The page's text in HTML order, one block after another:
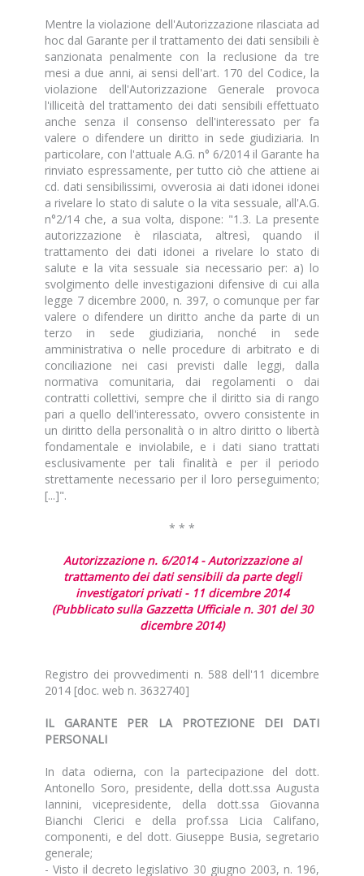
Mentre la violazione dell'Autorizzazione rilasciata ad
hoc dal Garante per il trattamento dei dati sensibili è
sanzionata penalmente con la reclusione da tre
mesi a due anni, ai sensi dell'art. 170 del Codice, la
violazione dell'Autorizzazione Generale provoca
l'illiceità del trattamento dei dati sensibili effettuato
anche senza il consenso dell'interessato per fa
valere o difendere un diritto in sede giudiziaria. In
particolare, con l'attuale A.G. n° 6/2014 il Garante ha
rinviato espressamente, per tutto ciò che attiene ai
cd. dati sensibilissimi, ovverosia ai dati idonei idonei
a rivelare lo stato di salute o la vita sessuale, all'A.G.
n°2/14 che, a sua volta, dispone: "1.3. La presente
autorizzazione è rilasciata, altresì, quando il
trattamento dei dati idonei a rivelare lo stato di
salute e la vita sessuale sia necessario per: a) lo
svolgimento delle investigazioni difensive di cui alla
legge 7 dicembre 2000, n. 397, o comunque per far
valere o difendere un diritto anche da parte di un
terzo in sede giudiziaria, nonché in sede
amministrativa o nelle procedure di arbitrato e di
conciliazione nei casi previsti dalle leggi, dalla
normativa comunitaria, dai regolamenti o dai
contratti collettivi, sempre che il diritto sia di rango
pari a quello dell'interessato, ovvero consistente in
un diritto della personalità o in altro diritto o libertà
fondamentale e inviolabile, e i dati siano trattati
esclusivamente per tali finalità e per il periodo
strettamente necessario per il loro perseguimento;
[...]".
* * *
Autorizzazione n. 6/2014 - Autorizzazione al
trattamento dei dati sensibili da parte degli
investigatori privati - 11 dicembre 2014
(Pubblicato sulla Gazzetta Ufficiale n. 301 del 30
dicembre 2014)
Registro dei provvedimenti n. 588 dell'11 dicembre
2014 [doc. web n. 3632740]
IL GARANTE PER LA PROTEZIONE DEI DATI
PERSONALI
In data odierna, con la partecipazione del dott.
Antonello Soro, presidente, della dott.ssa Augusta
Iannini, vicepresidente, della dott.ssa Giovanna
Bianchi Clerici e della prof.ssa Licia Califano,
componenti, e del dott. Giuseppe Busia, segretario
generale;
- Visto il decreto legislativo 30 giugno 2003, n. 196,